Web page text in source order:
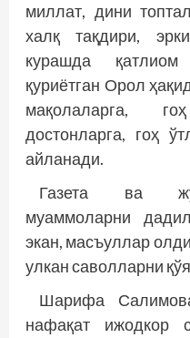
миллат, дини
халқ тақдири,
курашда қатлиом
қуриётган Орол
мақолаларга,
достонларга, гоҳ
айланади.
Газета ва
муаммоларни
экан, масъуллар
улкан саволларни
Шарифа
нафақат ижодкор